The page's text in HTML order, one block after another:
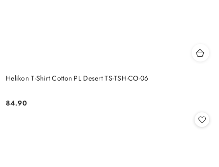
Helikon T-Shirt Cotton PL Desert TS-TSH-CO-06
Cena:
84.90